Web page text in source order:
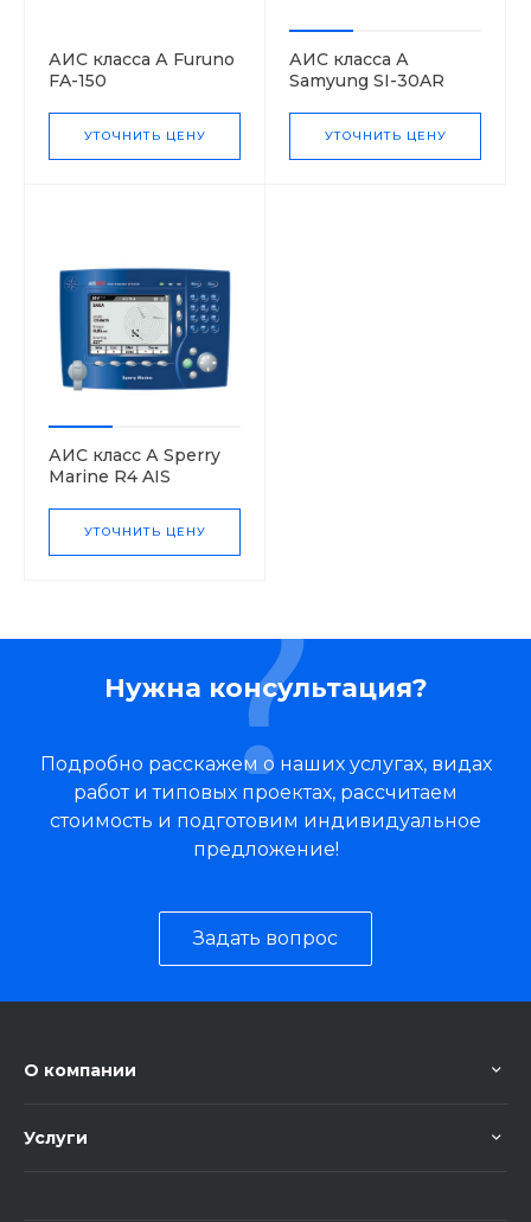
АИС класса А Furuno
FA-150
УТОЧНИТЬ ЦЕНУ
АИС класса А
Samyung SI-30AR
УТОЧНИТЬ ЦЕНУ
АИС класс А Sperry
Marine R4 AIS
УТОЧНИТЬ ЦЕНУ
Нужна консультация?
Подробно расскажем о наших услугах, видах
работ и типовых проектах, рассчитаем
стоимость и подготовим индивидуальное
предложение!
Задать вопрос
О компании
Услуги